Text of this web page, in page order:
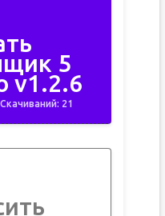
5
v1.2.6
Скачиваний: 21